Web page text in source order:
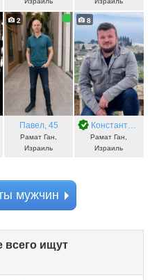
2
Павел, 45
Рамат Ган,
Израиль
8
Константин
Рамат Ган,
Израиль
мужчин
всего ищут